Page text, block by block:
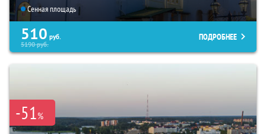
Сенная площадь
510 руб.
5190руб.
ПОДРОБНЕЕ
-51%